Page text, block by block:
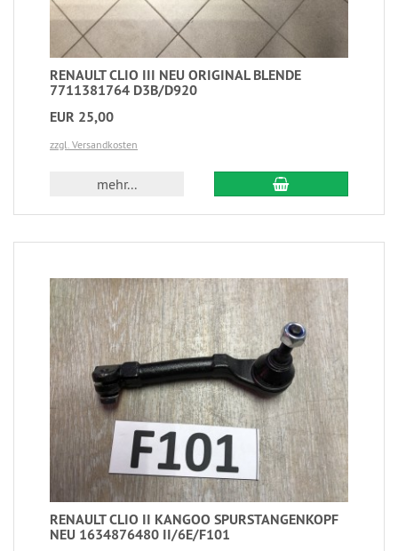
RENAULT CLIO III NEU ORIGINAL BLENDE
7711381764 D3B/D920
EUR 25,00
zzgl. Versandkosten
mehr...
RENAULT CLIO II KANGOO SPURSTANGENKOPF
NEU 1634876480 II/6E/F101